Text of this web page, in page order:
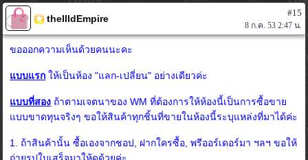
theIIIdEmpire
#15
8 ก.ค. 53 2:47 น.
ขอออกความเห็นด้วยคนนะคะ
แบบแรก ให้เป็นห้อง "แลก-เปลี่ยน" อย่างเดียวค่ะ
แบบที่สอง ถ้าตามเจตนาของ WM ที่ต้องการให้ห้องนี้เป็นการซื้อขาย
แบบขาดทุนจริงๆ ขอให้สินค้าทุกชิ้นที่ขายในห้องนี้ระบุแหล่งที่มาได้ค่ะ
1. ถ้าสินค้านั้น ซื้อเองจากชอป, ฝากใครซื้อ, พรีออร์เดอร์มา ฯลฯ ขอให้